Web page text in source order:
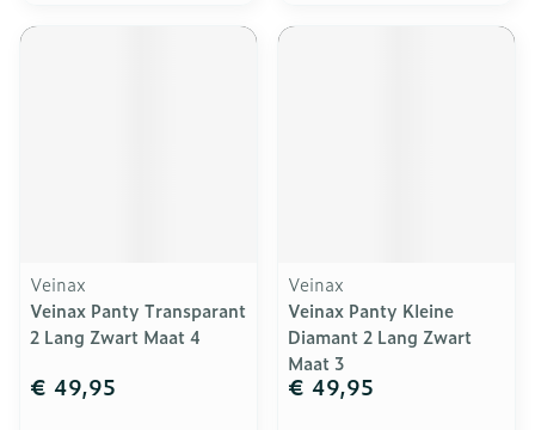
Veinax
Veinax Panty Transparant
2 Lang Zwart Maat 4
€ 49,95
Veinax
Veinax Panty Kleine
Diamant 2 Lang Zwart
Maat 3
€ 49,95